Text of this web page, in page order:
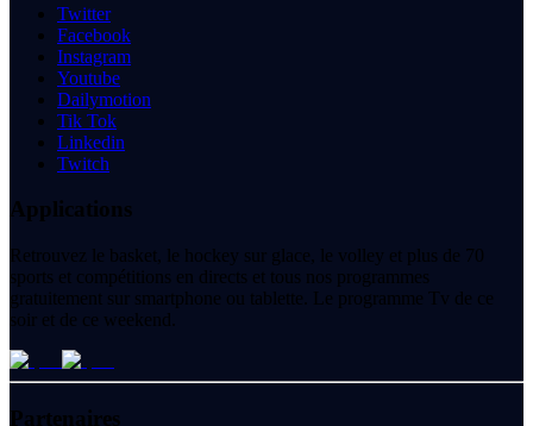
Twitter
Facebook
Instagram
Youtube
Dailymotion
Tik Tok
Linkedin
Twitch
Applications
Retrouvez le basket, le hockey sur glace, le volley et plus de 70
sports et compétitions en directs et tous nos programmes
gratuitement sur smartphone ou tablette. Le programme Tv de ce
soir et de ce weekend.
Partenaires